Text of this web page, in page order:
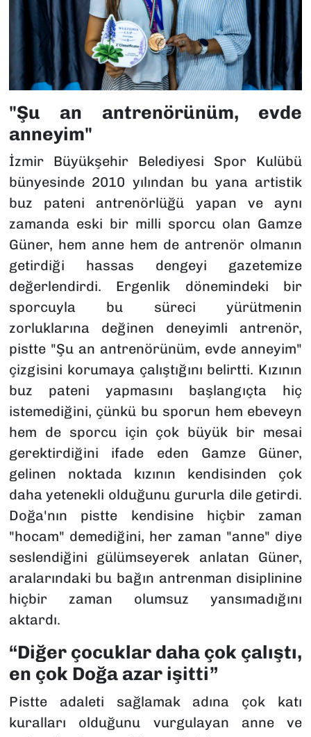
"Şu an antrenörünüm, evde
anneyim"
İzmir Büyükşehir Belediyesi Spor Kulübü
bünyesinde 2010 yılından bu yana artistik
buz pateni antrenörlüğü yapan ve aynı
zamanda eski bir milli sporcu olan Gamze
Güner, hem anne hem de antrenör olmanın
getirdiği hassas dengeyi gazetemize
değerlendirdi. Ergenlik dönemindeki bir
sporcuyla bu süreci yürütmenin
zorluklarına değinen deneyimli antrenör,
pistte "Şu an antrenörünüm, evde anneyim"
çizgisini korumaya çalıştığını belirtti. Kızının
buz pateni yapmasını başlangıçta hiç
istemediğini, çünkü bu sporun hem ebeveyn
hem de sporcu için çok büyük bir mesai
gerektirdiğini ifade eden Gamze Güner,
gelinen noktada kızının kendisinden çok
daha yetenekli olduğunu gururla dile getirdi.
Doğa'nın pistte kendisine hiçbir zaman
"hocam" demediğini, her zaman "anne" diye
seslendiğini gülümseyerek anlatan Güner,
aralarındaki bu bağın antrenman disiplinine
hiçbir zaman olumsuz yansımadığını
aktardı.
“Diğer çocuklar daha çok çalıştı,
en çok Doğa azar işitti”
Pistte adaleti sağlamak adına çok katı
kuralları olduğunu vurgulayan anne ve